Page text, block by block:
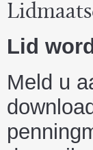
Lid
Meld u